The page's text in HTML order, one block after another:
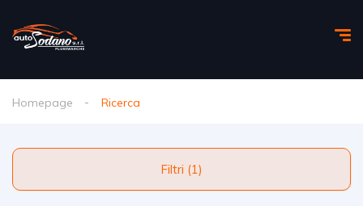
Homepage Ricerca
Filtri (1)